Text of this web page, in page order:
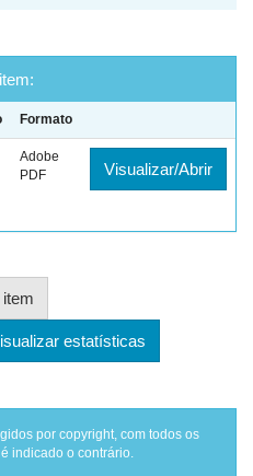
Formato
Adobe
PDF
Visualizar/Abrir
estatísticas
por copyright, com todos os
indicado o contrário.